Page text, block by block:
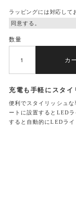
ラッピングには対応して
数量
カ
充電も手軽に スタイ
便利でスタイリッシュ
ートに設置するとLED
すると自動的にLEDライ